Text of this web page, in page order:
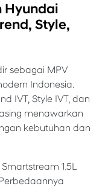
Hyundai
Style,
sebagai MPV
Indonesia.
IVT, Style IVT, dan
menawarkan
kebutuhan dan
1.5L